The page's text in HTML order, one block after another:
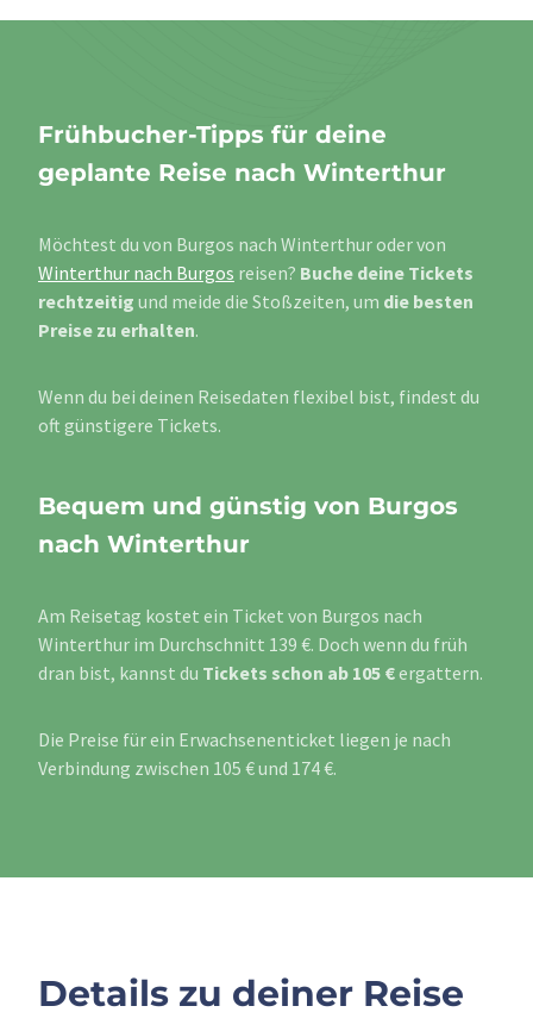
Frühbucher-Tipps für deine
geplante Reise nach Winterthur
Möchtest du von Burgos nach Winterthur oder von
Winterthur nach Burgos reisen? Buche deine Tickets
rechtzeitig und meide die Stoßzeiten, um die besten
Preise zu erhalten.
Wenn du bei deinen Reisedaten flexibel bist, findest du
oft günstigere Tickets.
Bequem und günstig von Burgos
nach Winterthur
Am Reisetag kostet ein Ticket von Burgos nach
Winterthur im Durchschnitt 139 €. Doch wenn du früh
dran bist, kannst du Tickets schon ab 105 €ergattern.
Die Preise für ein Erwachsenenticket liegen je nach
Verbindung zwischen 105 € und 174 €.
Details zu deiner Reise